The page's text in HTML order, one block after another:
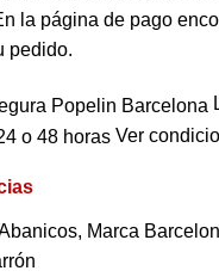
la página de pago
pedido.
Ver
, Marca